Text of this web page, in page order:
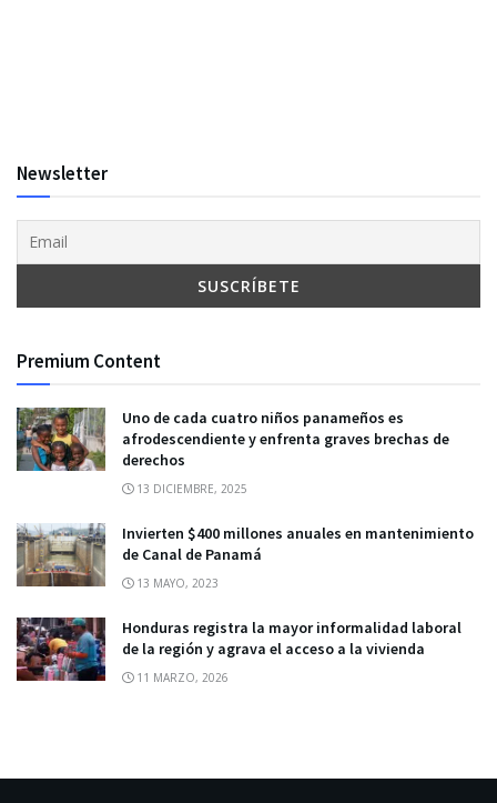
Newsletter
Premium Content
Uno de cada cuatro niños panameños es
afrodescendiente y enfrenta graves brechas de
derechos
13 DICIEMBRE, 2025
Invierten $400 millones anuales en mantenimiento
de Canal de Panamá
13 MAYO, 2023
Honduras registra la mayor informalidad laboral
de la región y agrava el acceso a la vivienda
11 MARZO, 2026